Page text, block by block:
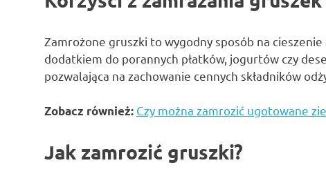
Zamrożone gruszki to wygodny sposób na
dodatkiem do porannych płatków, jogurtów czy
pozwalająca na zachowanie cennych składników
Zobacz również: Czy można zamrozić ugotowane
Jak zamrozić gruszki?